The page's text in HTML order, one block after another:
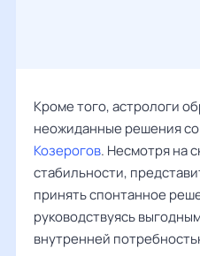
Кроме того, астрологи
неожиданные решения
Козерогов. Несмотря на
стабильности,
принять спонтанное
руководствуясь
внутренней